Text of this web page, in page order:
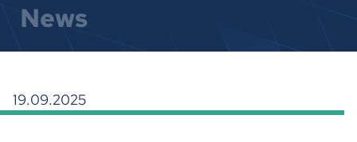
News
19.09.2025